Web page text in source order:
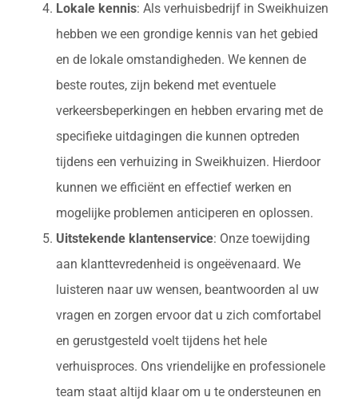
Lokale kennis: Als verhuisbedrijf in Sweikhuizen
hebben we een grondige kennis van het gebied
en de lokale omstandigheden. We kennen de
beste routes, zijn bekend met eventuele
verkeersbeperkingen en hebben ervaring met de
specifieke uitdagingen die kunnen optreden
tijdens een verhuizing in Sweikhuizen. Hierdoor
kunnen we efficiënt en effectief werken en
mogelijke problemen anticiperen en oplossen.
Uitstekende klantenservice: Onze toewijding
aan klanttevredenheid is ongeëvenaard. We
luisteren naar uw wensen, beantwoorden al uw
vragen en zorgen ervoor dat u zich comfortabel
en gerustgesteld voelt tijdens het hele
verhuisproces. Ons vriendelijke en professionele
team staat altijd klaar om u te ondersteunen en